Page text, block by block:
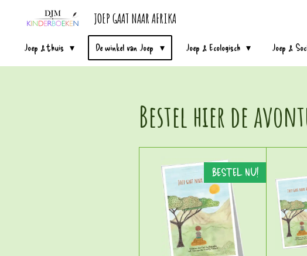
naar
JOEP GAAT NAAR AFRIKA
Joep & thuis De winkel van Joep Joep & Ecologisch Joep &
Bestel hier de
BESTEL NU!